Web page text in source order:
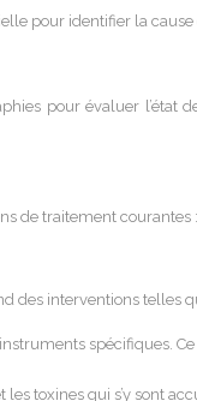
pour identifier la
pour évaluer l’état
de traitement courantes :
des interventions telles
spécifiques.
toxines qui s’y sont